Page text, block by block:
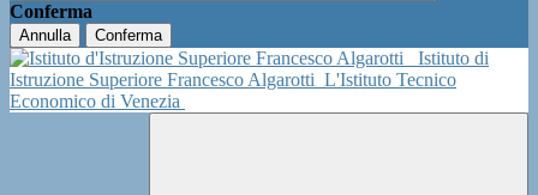
Conferma
Annulla Conferma
Istituto di
Istruzione Superiore Francesco Algarotti L'Istituto Tecnico
Economico di Venezia